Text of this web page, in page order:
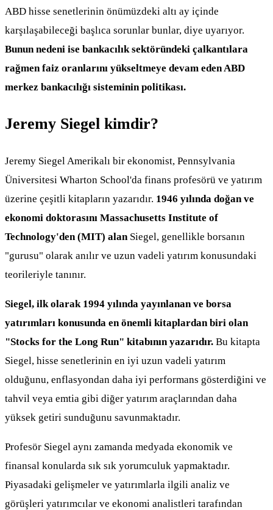
ABD hisse senetlerinin önümüzdeki altı ay içinde
karşılaşabileceği başlıca sorunlar bunlar, diye uyarıyor.
Bunun nedeni ise bankacılık sektöründeki çalkantılara
rağmen faiz oranlarını yükseltmeye devam eden ABD
merkez bankacılığı sisteminin politikası.
Jeremy Siegel kimdir?
Jeremy Siegel Amerikalı bir ekonomist, Pennsylvania
Üniversitesi Wharton School'da finans profesörü ve yatırım
üzerine çeşitli kitapların yazarıdır. 1946 yılında doğan ve
ekonomi doktorasını Massachusetts Institute of
Technology'den (MIT) alan Siegel, genellikle borsanın
"gurusu" olarak anılır ve uzun vadeli yatırım konusundaki
teorileriyle tanınır.
Siegel, ilk olarak 1994 yılında yayınlanan ve borsa
yatırımları konusunda en önemli kitaplardan biri olan
"Stocks for the Long Run" kitabının yazarıdır. Bu kitapta
Siegel, hisse senetlerinin en iyi uzun vadeli yatırım
olduğunu, enflasyondan daha iyi performans gösterdiğini ve
tahvil veya emtia gibi diğer yatırım araçlarından daha
yüksek getiri sunduğunu savunmaktadır.
Profesör Siegel aynı zamanda medyada ekonomik ve
finansal konularda sık sık yorumculuk yapmaktadır.
Piyasadaki gelişmeler ve yatırımlarla ilgili analiz ve
görüşleri yatırımcılar ve ekonomi analistleri tarafından